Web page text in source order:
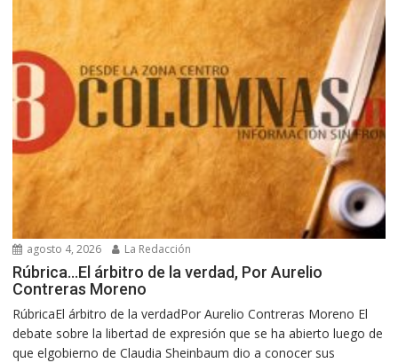
agosto 4, 2026 La Redacción
Rúbrica…El árbitro de la verdad, Por Aurelio
Contreras Moreno
RúbricaEl árbitro de la verdadPor Aurelio Contreras Moreno El
debate sobre la libertad de expresión que se ha abierto luego de
que elgobierno de Claudia Sheinbaum dio a conocer sus